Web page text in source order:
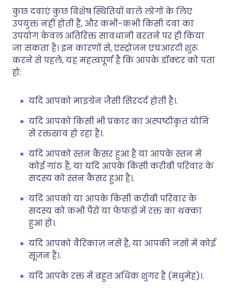
कुछ दवाएं कुछ विशेष स्थितियों वाले लोगों के लिए
उपयुक्त नहीं होती हैं, और कभी-कभी किसी दवा का
उपयोग केवल अतिरिक्त सावधानी बरतने पर ही किया
जा सकता है। इन कारणों से, एस्ट्रोजन एचआरटी शुरू
करने से पहले, यह महत्वपूर्ण है कि आपके डॉक्टर को पता
हो:
यदि आपको माइग्रेन जैसी सिरदर्द होती है।.
यदि आपको किसी भी प्रकार का अस्पष्टीकृत योनि
से रक्तस्राव हो रहा है।.
यदि आपको स्तन कैंसर हुआ है या आपके स्तन में
कोई गांठ है, या यदि आपके किसी करीबी परिवार के
सदस्य को स्तन कैंसर हुआ है।.
यदि आपको या आपके किसी करीबी परिवार के
सदस्य को कभी पैरों या फेफड़ों में रक्त का थक्का
हुआ हो।.
यदि आपको वैरिकाज़ नसें हैं, या आपकी नसों में कोई
सूजन है।.
यदि आपके रक्त में बहुत अधिक शुगर है (मधुमेह)।.